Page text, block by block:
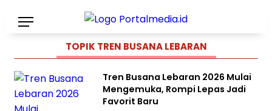
TOPIK TREN BUSANA LEBARAN
Tren Busana Lebaran 2026 Mulai
Mengemuka, Rompi Lepas Jadi
Favorit Baru